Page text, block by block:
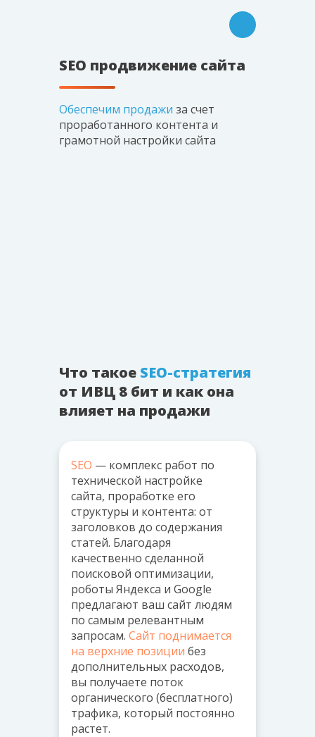
SEO продвижение сайта
Обеспечим продажи за счет
проработанного контента и
грамотной настройки сайта
Что такое SEO-стратегия
от ИВЦ 8 бит и как она
влияет на продажи
SEO — комплекс работ по
технической настройке
сайта, проработке его
структуры и контента: от
заголовков до содержания
статей. Благодаря
качественно сделанной
поисковой оптимизации,
роботы Яндекса и Google
предлагают ваш сайт людям
по самым релевантным
запросам. Сайт поднимается
на верхние позиции без
дополнительных расходов,
вы получаете поток
органического (бесплатного)
трафика, который постоянно
растет.